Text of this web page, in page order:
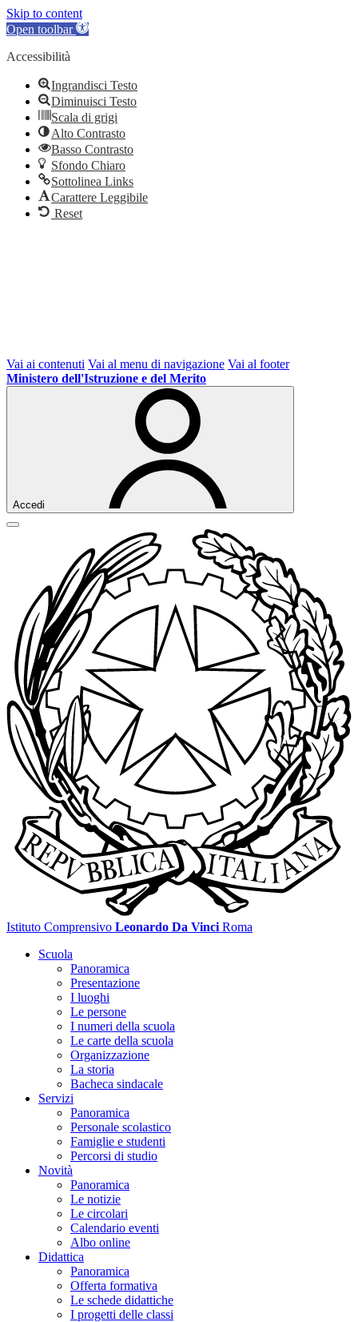
Skip to content
Open toolbar
Accessibilità
Ingrandisci Testo
Diminuisci Testo
Scala di grigi
Alto Contrasto
Basso Contrasto
Sfondo Chiaro
Sottolinea Links
Carattere Leggibile
Reset
Vai ai contenuti Vai al menu di navigazione Vai al footer
Ministero dell'Istruzione e del Merito
Accedi
Istituto Comprensivo Leonardo Da Vinci Roma
Scuola
Panoramica
Presentazione
I luoghi
Le persone
I numeri della scuola
Le carte della scuola
Organizzazione
La storia
Bacheca sindacale
Servizi
Panoramica
Personale scolastico
Famiglie e studenti
Percorsi di studio
Novità
Panoramica
Le notizie
Le circolari
Calendario eventi
Albo online
Didattica
Panoramica
Offerta formativa
Le schede didattiche
I progetti delle classi